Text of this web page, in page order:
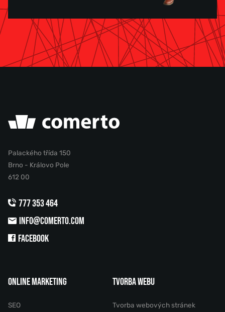
Palackého třída 150
Brno - Královo Pole
612 00
777 353 464
INFO@COMERTO.COM
FACEBOOK
ONLINE MARKETING
SEO
TVORBA WEBU
Tvorba webových stránek